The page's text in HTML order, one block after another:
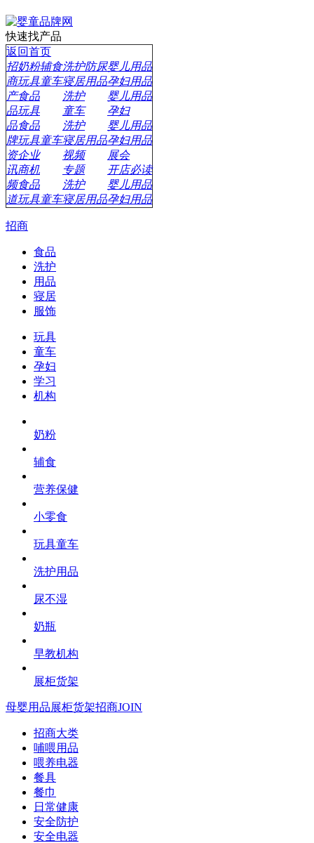
快速找产品
返回首页
招
商
奶粉辅食洗护防尿婴儿用品
玩具童车寝居用品孕妇用品
产
品
食品 洗护
婴儿用品
玩具
童车
孕妇
品
牌
食品 洗护
婴儿用品
玩具童车寝居用品孕妇用品
资
讯
企业 视频
展会
商机
专题
开店必读
频
道
食品 洗护
婴儿用品
玩具童车寝居用品孕妇用品
招商
食品
洗护
用品
寝居
服饰
玩具
童车
孕妇
学习
机构
奶粉
辅食
营养保健
小零食
玩具童车
洗护用品
尿不湿
奶瓶
早教机构
展柜货架
母婴用品展柜货架招商JOIN
招商大类
哺喂用品
喂养电器
餐具
餐巾
日常健康
安全防护
安全电器